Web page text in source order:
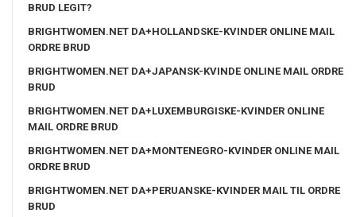
BRUD LEGIT?
BRIGHTWOMEN.NET DA+HOLLANDSKE-KVINDER ONLINE MAIL
ORDRE BRUD
BRIGHTWOMEN.NET DA+JAPANSK-KVINDE ONLINE MAIL ORDRE
BRUD
BRIGHTWOMEN.NET DA+LUXEMBURGISKE-KVINDER ONLINE
MAIL ORDRE BRUD
BRIGHTWOMEN.NET DA+MONTENEGRO-KVINDER ONLINE MAIL
ORDRE BRUD
BRIGHTWOMEN.NET DA+PERUANSKE-KVINDER MAIL TIL ORDRE
BRUD